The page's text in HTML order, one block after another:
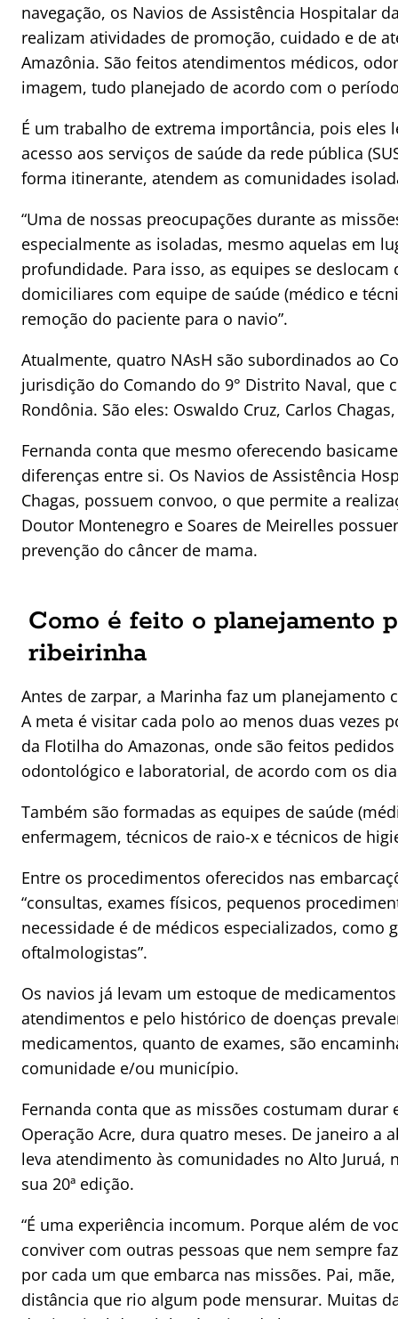
navegação, os Navios de Assistência Hospitalar
realizam atividades de promoção, cuidado e de
Amazônia. São feitos atendimentos médicos,
imagem, tudo planejado de acordo com o
É um trabalho de extrema importância, pois eles
acesso aos serviços de saúde da rede pública
forma itinerante, atendem as comunidades
“Uma de nossas preocupações durante as
especialmente as isoladas, mesmo aquelas em
profundidade. Para isso, as equipes se
domiciliares com equipe de saúde (médico e
remoção do paciente para o navio”.
Atualmente, quatro NAsH são subordinados ao
jurisdição do Comando do 9° Distrito Naval, que
Rondônia. São eles: Oswaldo Cruz, Carlos
Fernanda conta que mesmo oferecendo
diferenças entre si. Os Navios de Assistência
Chagas, possuem convoo, o que permite a
Doutor Montenegro e Soares de Meirelles
prevenção do câncer de mama.
Como é feito o planejamento
ribeirinha
Antes de zarpar, a Marinha faz um
A meta é visitar cada polo ao menos duas vezes
da Flotilha do Amazonas, onde são feitos
odontológico e laboratorial, de acordo com os
Também são formadas as equipes de saúde
enfermagem, técnicos de raio-x e técnicos de
Entre os procedimentos oferecidos nas
“consultas, exames físicos, pequenos
necessidade é de médicos especializados,
oftalmologistas”.
Os navios já levam um estoque de
atendimentos e pelo histórico de doenças
medicamentos, quanto de exames, são
comunidade e/ou município.
Fernanda conta que as missões costumam
Operação Acre, dura quatro meses. De janeiro
leva atendimento às comunidades no Alto Juruá,
sua 20ª edição.
“É uma experiência incomum. Porque além de
conviver com outras pessoas que nem sempre
por cada um que embarca nas missões. Pai,
distância que rio algum pode mensurar. Muitas